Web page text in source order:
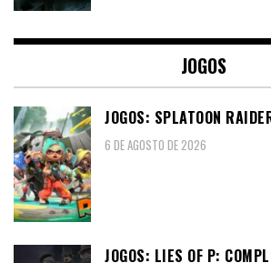
JOGOS
JOGOS: SPLATOON
6 DE AGOSTO DE 2026
JOGOS: LIES OF P: